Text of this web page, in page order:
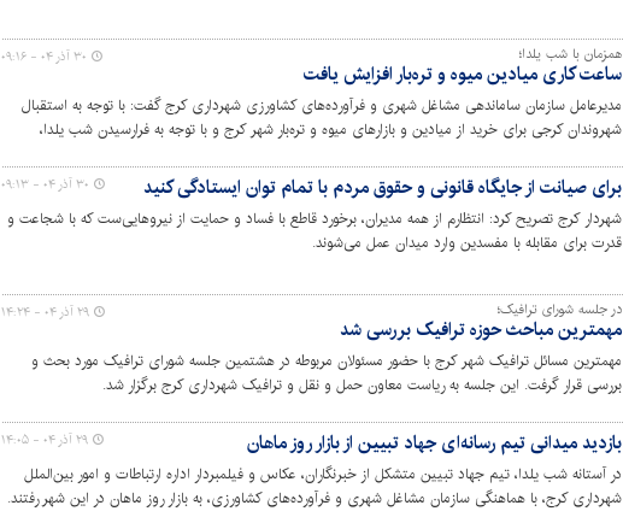
همزمان با شب یلدا؛
ساعت کاری میادین میوه و تره‌بار افزایش یافت
مدیرعامل سازمان ساماندهی مشاغل شهری و فرآورده‌های کشاورزی شهرداری کرج گفت: با توجه به استقبال
شهروندان کرجی برای خرید از میادین و بازارهای میوه و تره‌بار شهر کرج و با توجه به فرارسیدن شب یلدا،
۳۰ آذر ۰۴ - ۰۹:۱۶
برای صیانت از جایگاه قانونی و حقوق مردم با تمام توان ایستادگی کنید
شهردار کرج تصریح کرد: انتظارم از همه مدیران، برخورد قاطع با فساد و حمایت از نیروهایی‌ست که با شجاعت و
قدرت برای مقابله با مفسدین وارد میدان عمل می‌شوند.
۳۰ آذر ۰۴ - ۰۹:۱۳
در جلسه شورای ترافیک؛
مهمترین مباحث حوزه ترافیک بررسی شد
مهمترین مسائل ترافیک شهر کرج با حضور مسئولان مربوطه در هشتمین جلسه شورای ترافیک مورد بحث و
بررسی قرار گرفت. این جلسه به ریاست معاون حمل و نقل و ترافیک شهرداری کرج برگزار شد.
۲۹ آذر ۰۴ - ۱۴:۲۴
بازدید میدانی تیم رسانه‌ای جهاد تبیین از بازار روز ماهان
در آستانه شب یلدا، تیم جهاد تبیین متشکل از خبرنگاران، عکاس و فیلمبردار اداره ارتباطات و امور بین‌الملل
شهرداری کرج، با هماهنگی سازمان مشاغل شهری و فرآورده‌های کشاورزی، به بازار روز ماهان در این شهر رفتند.
۲۹ آذر ۰۴ - ۱۴:۰۵